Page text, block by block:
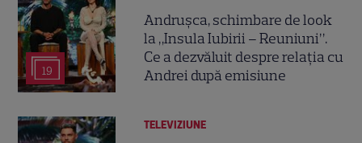
19
Andrușca, schimbare de look
la „Insula Iubirii – Reuniuni”.
Ce a dezvăluit despre relația cu
Andrei după emisiune
TELEVIZIUNE